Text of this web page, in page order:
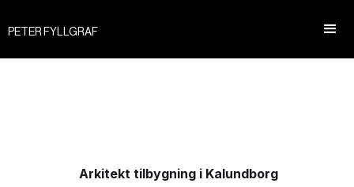
PETER FYLLGRAF
Arkitekt tilbygning i Kalundborg